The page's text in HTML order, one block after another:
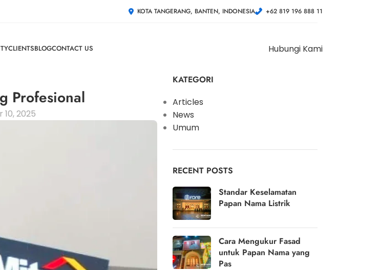
KOTA TANGERANG, BANTEN, INDONESIA +62 819 196 888 11
CLIENTSBLOGCONTACT US Hubungi Kami
Profesional
2025
KATEGORI
Articles
News
Umum
RECENT POSTS
Standar Keselamatan
Papan Nama Listrik
Cara Mengukur Fasad
untuk Papan Nama yang
Pas